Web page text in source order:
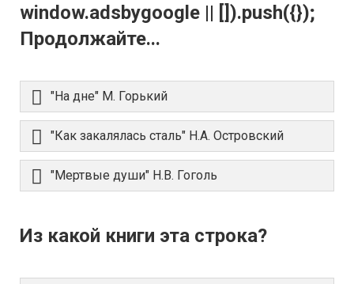
window.adsbygoogle || []).push({});
Продолжайте...
"На дне" М. Горький
"Как закалялась сталь" Н.А. Островский
"Мертвые души" Н.В. Гоголь
Из какой книги эта строка?